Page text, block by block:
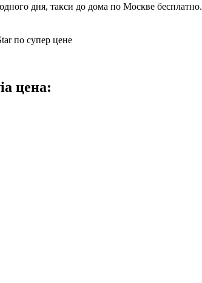
дня, такси до дома по Москве бесплатно.
по супер цене
цена: